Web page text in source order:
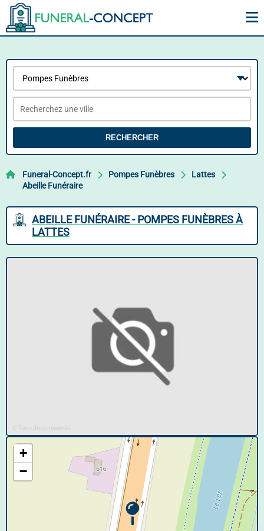
RECHERCHER
Funeral-Concept.fr Pompes Funèbres
Lattes
Abeille Funéraire
ABEILLE FUNÉRAIRE - POMPES FUNÈBRES À
LATTES
© Tous droits réservés
+
−